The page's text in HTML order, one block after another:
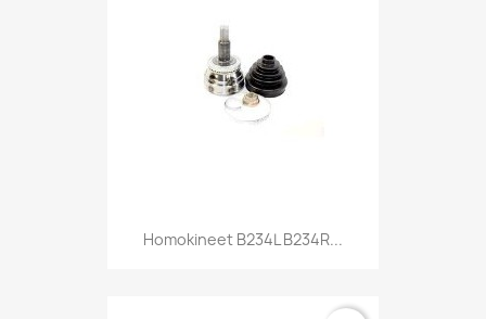
Homokineet B234L B234R...